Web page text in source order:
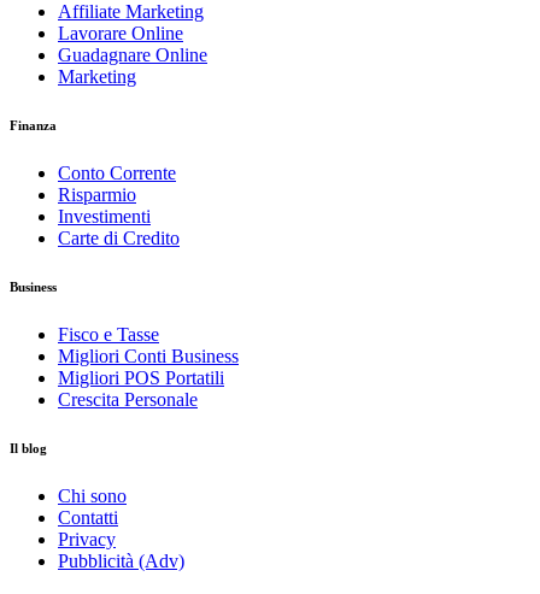
Affiliate Marketing
Lavorare Online
Guadagnare Online
Marketing
Finanza
Conto Corrente
Risparmio
Investimenti
Carte di Credito
Business
Fisco e Tasse
Migliori Conti Business
Migliori POS Portatili
Crescita Personale
Il blog
Chi sono
Contatti
Privacy
Pubblicità (Adv)